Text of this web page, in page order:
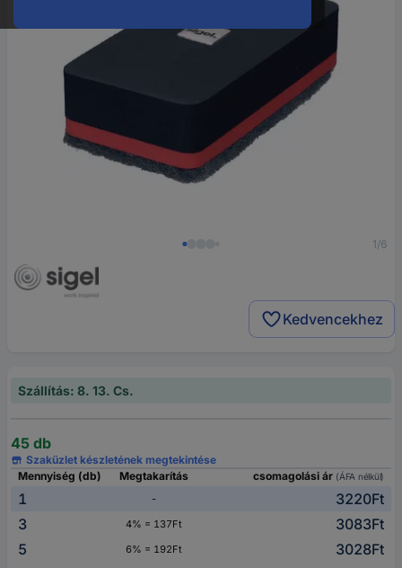
1/6
Kedvencekhez
Szállítás: 8. 13. Cs.
45 db
Szaküzlet készletének megtekintése
Mennyiség (db)
Megtakarítás csomagolási ár (ÁFA nélkül)
1 -
3220Ft
3
4% = 137Ft
3083Ft
5
6% = 192Ft 3028Ft